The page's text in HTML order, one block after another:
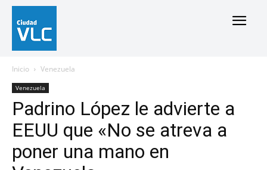
Inicio Venezuela
Venezuela
Padrino López le advierte a
EEUU que «No se atreva a
poner una mano en